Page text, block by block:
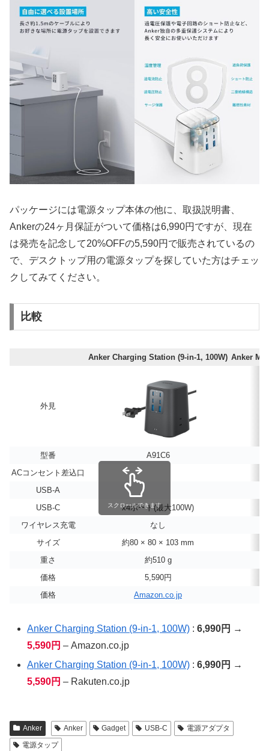
パッケージには電源タップ本体の他に、取扱説明書、
Ankerの24ヶ月保証がついて価格は6,990円ですが、現在
は発売を記念して20%OFFの5,590円で販売されているの
で、デスクトップ用の電源タップを探していた方はチェッ
クしてみてください。
比較
Anker Charging Station (9-in-1, 100W) Anker
外見
型番
A91C6
ACコンセント差込口
USB-A
USB-C
x4ポート(最大100W)
ワイヤレス充電
なし
サイズ
約80 × 80 × 103 mm
重さ
約510 g
価格
5,590円
価格
Amazon.co.jp
スクロールできます
Anker Charging Station (9-in-1, 100W) :6,990円 →
5,590円 – Amazon.co.jp
Anker Charging Station (9-in-1, 100W) :6,990円 →
5,590円 – Rakuten.co.jp
Anker Anker Gadget USB-C
電源アダプタ
電源タップ